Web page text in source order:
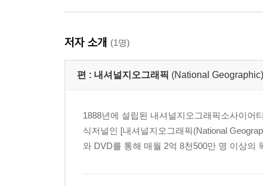
저자 소개 (1명)
편 : 내셔널지오그래픽 (National Geographic)
1888년에 설립된 내셔널지오그래픽소사이어
식저널인 [내셔널지오그래픽(National
와 DVD를 통해 매월 2억 8천500만 명 이상의